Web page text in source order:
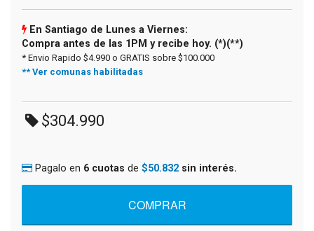
En Santiago de Lunes a Viernes:
Compra antes de las 1PM y recibe hoy. (*)(**)
* Envio Rapido $4.990 o GRATIS sobre $100.000
** Ver comunas habilitadas
$304.990
Pagalo en 6 cuotas de $50.832 sin interés.